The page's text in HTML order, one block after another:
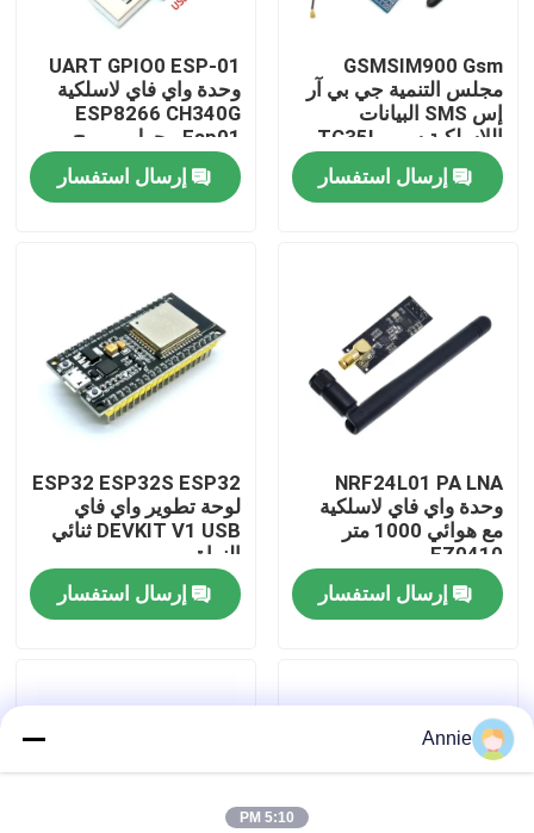
الصفحة الرئيسية
معلومات عنا
جولة في المصنع
اتصل بنا
أخبار
مدونة
GSMSIM900 Gsm
مجلس التنمية جي بي آر
إس SMS البيانات
اللاسلكية سوبر TC35I
إرسال استفسار
UART GPIO0 ESP-01
وحدة واي فاي لاسلكية
ESP8266 CH340G
Esp01 محول مبرمج
إرسال استفسار
NRF24L01 PA LNA
وحدة واي فاي لاسلكية
مع هوائي 1000 متر
FZ0410
إرسال استفسار
ESP32 ESP32S ESP32
لوحة تطوير واي فاي
DEVKIT V1 USB ثنائي
النواة
إرسال استفسار
Annie
5:10 PM